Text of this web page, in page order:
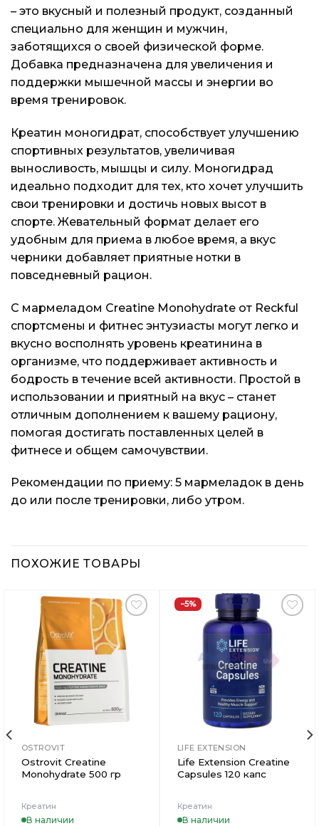
– это вкусный и полезный продукт, созданный
специально для женщин и мужчин,
заботящихся о своей физической форме.
Добавка предназначена для увеличения и
поддержки мышечной массы и энергии во
время тренировок.
Креатин моногидрат, способствует улучшению
спортивных результатов, увеличивая
выносливость, мышцы и силу. Моногидрад
идеально подходит для тех, кто хочет улучшить
свои тренировки и достичь новых высот в
спорте. Жевательный формат делает его
удобным для приема в любое время, а вкус
черники добавляет приятные нотки в
повседневный рацион.
С мармеладом Creatine Monohydrate от Reckful
спортсмены и фитнес энтузиасты могут легко и
вкусно восполнять уровень креатинина в
организме, что поддерживает активность и
бодрость в течение всей активности. Простой в
использовании и приятный на вкус – станет
отличным дополнением к вашему рациону,
помогая достигать поставленных целей в
фитнесе и общем самочувствии.
Рекомендации по приему: 5 мармеладок в день
до или после тренировки, либо утром.
ПОХОЖИЕ ТОВАРЫ
Добавить
в
Вишлист
OSTROVIT
Ostrovit Creatine
Monohydrate 500 гр
Креатин
В наличии
−5%
Добавить
Вишлист
LIFE EXTENSION
Life Extension Creatine
Capsules 120 капс
Креатин
В наличии
Доставка и оплата
Блог
Доставка и оплата
Блог
Доставка и оплата
Блог